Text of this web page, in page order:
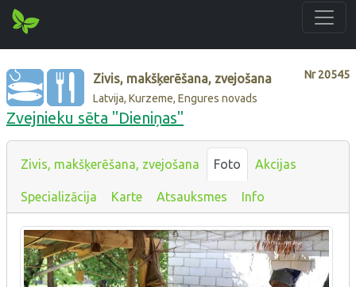
Nr20545
Zivis, makšķerēšana, zvejošana
Latvija, Kurzeme, Engures novads
Zvejnieku sēta "Dieniņas"
Zivis, makšķerēšana, zvejošana Foto Akcijas
Specializācija Karte Atsauksmes Info